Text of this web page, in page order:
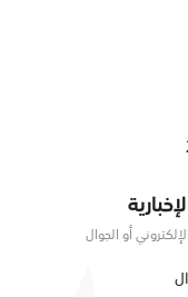
أو الجوال